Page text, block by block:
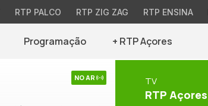
RTP PALCO RTP ZIG ZAG RTP ENSINA
Programação + RTP Açores
NO AR TV
RTP Açores